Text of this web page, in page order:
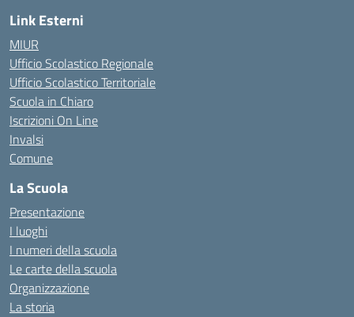
Link Esterni
MIUR
Ufficio Scolastico Regionale
Ufficio Scolastico Territoriale
Scuola in Chiaro
Iscrizioni On Line
Invalsi
Comune
La Scuola
Presentazione
I luoghi
I numeri della scuola
Le carte della scuola
Organizzazione
La storia